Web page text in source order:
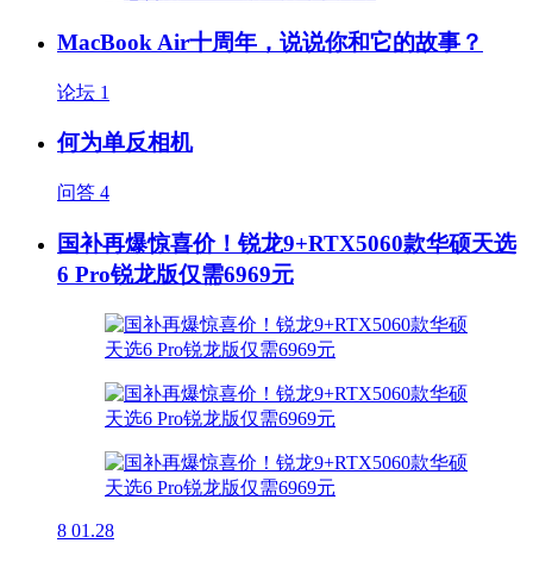
MacBook Air十周年，说说你和它的故事？
论坛 1
何为单反相机
问答 4
国补再爆惊喜价！锐龙9+RTX5060款华硕天选
6 Pro锐龙版仅需6969元
8 01.28